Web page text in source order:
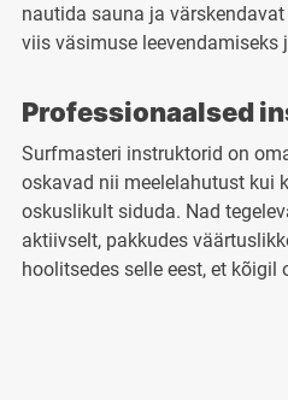
nautida sauna ja
viis väsimuse leevendamiseks
Professionaalsed
Surfmasteri instruktorid on
oskavad nii meelelahutust kui
oskuslikult siduda. Nad
aktiivselt, pakkudes
hoolitsedes selle eest, et kõigil